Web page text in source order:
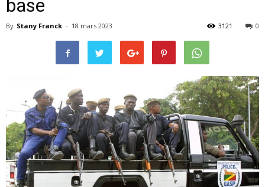
base
By Stany Franck - 18 mars 2023 0
3121